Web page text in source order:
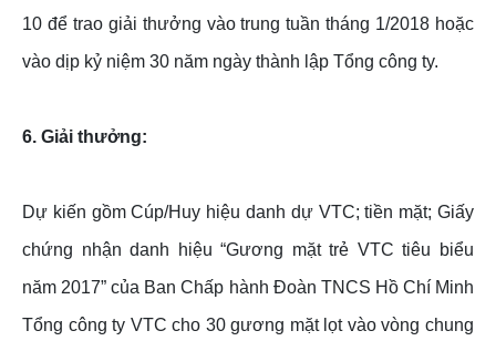
10 để trao giải thưởng vào trung tuần tháng 1/2018 hoặc
vào dịp kỷ niệm 30 năm ngày thành lập Tổng công ty.
6. Giải thưởng:
Dự kiến gồm Cúp/Huy hiệu danh dự VTC; tiền mặt; Giấy
chứng nhận danh hiệu “Gương mặt trẻ VTC tiêu biểu
năm 2017” của Ban Chấp hành Đoàn TNCS Hồ Chí Minh
Tổng công ty VTC cho 30 gương mặt lọt vào vòng chung